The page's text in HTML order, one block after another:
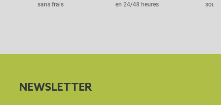
sans frais en 24/48 heures sous
NEWSLETTER